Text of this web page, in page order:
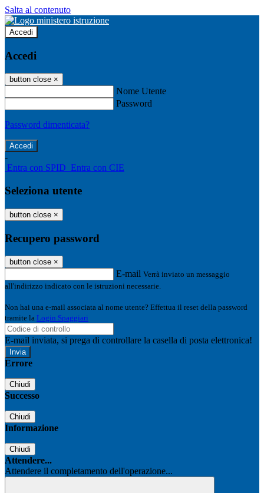
Salta al contenuto
Accedi
Accedi
button close ×
Nome Utente
Password
Password dimenticata?
-
Entra con SPID Entra con CIE
Seleziona utente
button close ×
Recupero password
button close ×
E-mail Verrà inviato un messaggio
all'indirizzo indicato con le istruzioni necessarie.
Non hai una e-mail associata al nome utente? Effettua il reset della password
tramite la Login Spaggiari
E-mail inviata, si prega di controllare la casella di posta elettronica!
Errore
Chiudi
Successo
Chiudi
Informazione
Chiudi
Attendere...
Attendere il completamento dell'operazione...